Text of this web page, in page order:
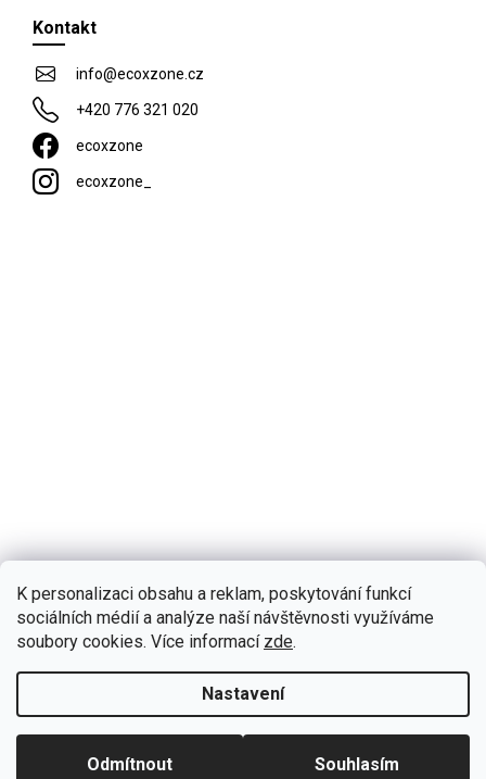
K personalizaci obsahu a reklam, poskytování funkcí
sociálních médií a analýze naší návštěvnosti využíváme
soubory cookies. Více informací zde.
Nastavení
Odmítnout Souhlasím
Kontakt
info@ecoxzone.cz
+420 776 321 020
ecoxzone
ecoxzone_
. Všechna práva vyhrazena.